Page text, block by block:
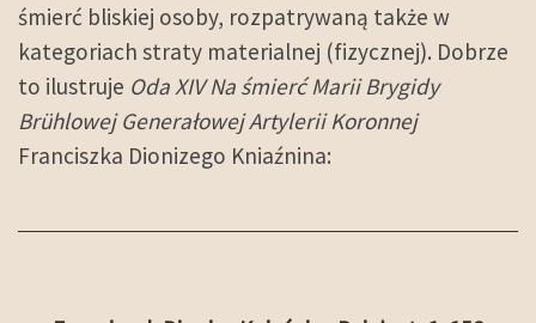
śmierć bliskiej osoby, rozpatrywaną także w
kategoriach straty materialnej (fizycznej). Dobrze
to ilustruje Oda XIV Na śmierć Marii Brygidy
Brühlowej Generałowej Artylerii Koronnej
Franciszka Dionizego Kniaźnina: